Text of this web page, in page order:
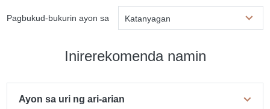
Pagbukud-bukurin ayon sa Katanyagan
Inirerekomenda namin
Ayon sa uri ng ari-arian